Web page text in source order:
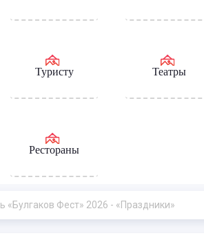
Туристу Театры
Рестораны
«Булгаков Фест» 2026 - «Праздники»